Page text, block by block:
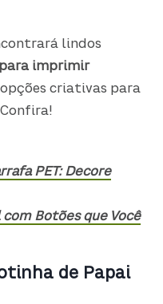
lindos
imprimir
criativas para
PET: Decore
Botões que Você
de Papai